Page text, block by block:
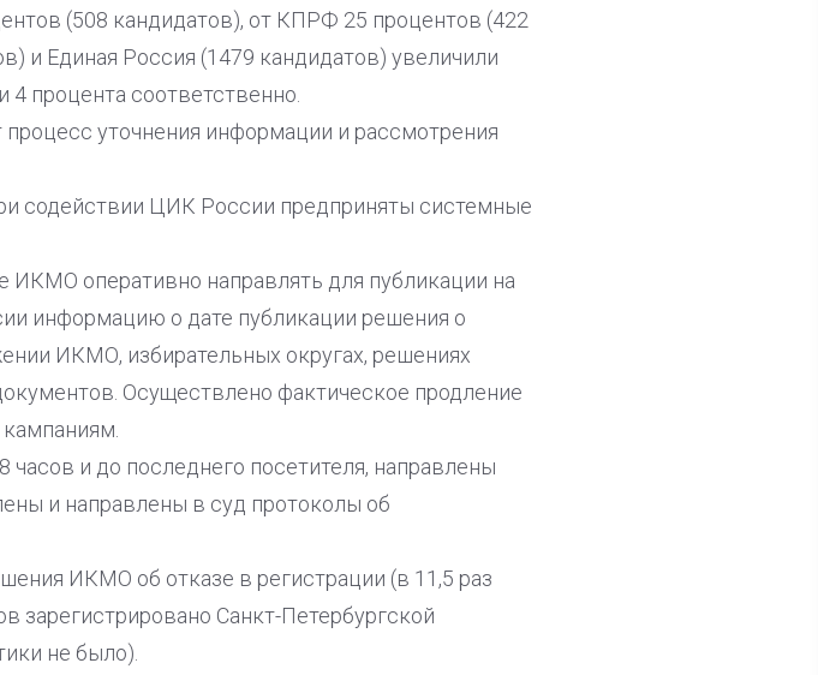
(508 кандидатов), от КПРФ 25 процентов (422
и Единая Россия (1479 кандидатов) увеличили
4 процента соответственно.
уточнения информации и рассмотрения
содействии ЦИК России предприняты системные
оперативно направлять для публикации на
информацию о дате публикации решения о
ИКМО, избирательных округах, решениях
Осуществлено фактическое продление
и до последнего посетителя, направлены
и направлены в суд протоколы об
ИКМО об отказе в регистрации (в 11,5 раз
зарегистрировано Санкт-Петербургской
не было).